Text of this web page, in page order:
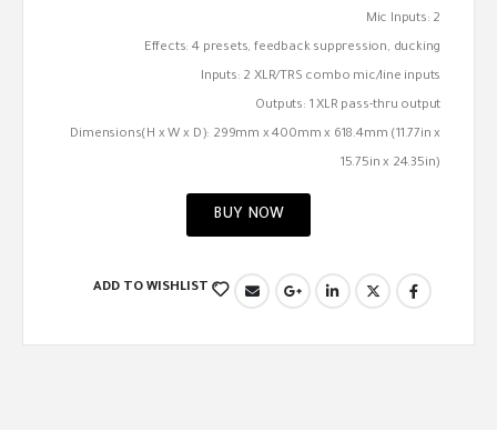
Mic Inputs: 2
Effects: 4 presets, feedback suppression, ducking
Inputs: 2 XLR/TRS combo mic/line inputs
Outputs: 1 XLR pass-thru output
Dimensions(H x W x D): 299mm x 400mm x 618.4mm (11.77in x
15.75in x 24.35in)
BUY NOW
ADD TO WISHLIST